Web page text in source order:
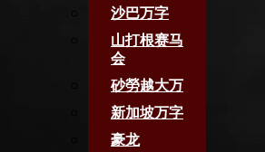
沙巴万字
山打根赛马
会
砂勞越大万
新加坡万字
豪龙